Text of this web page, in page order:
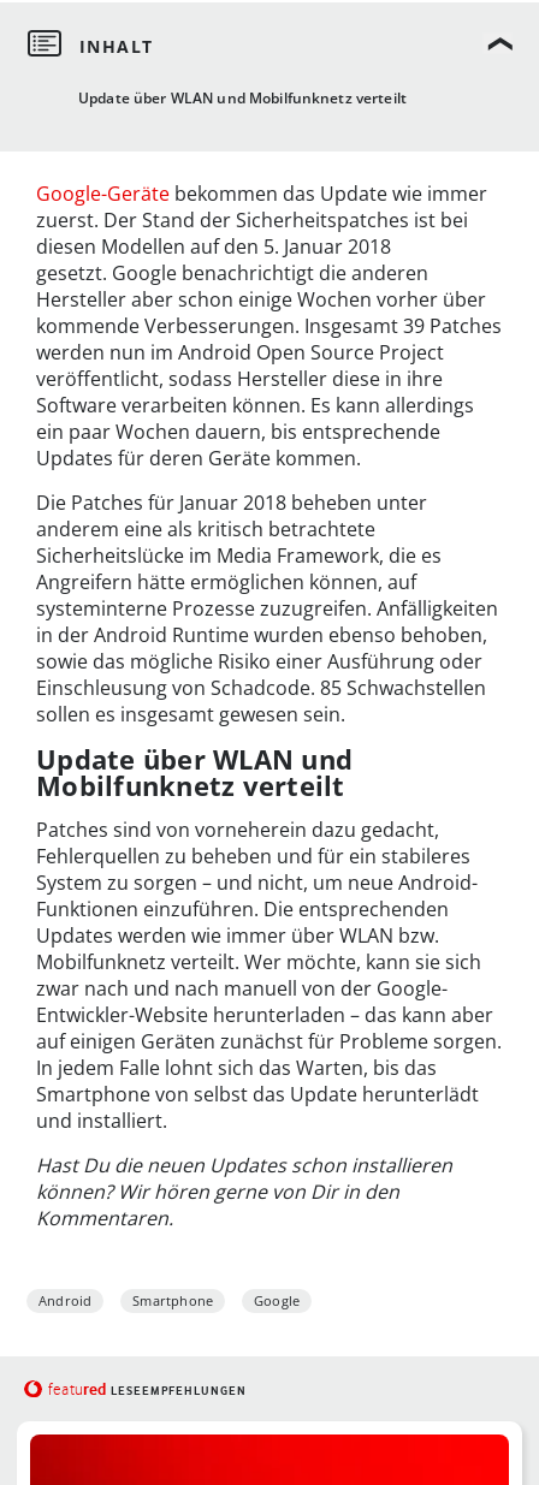
Update über WLAN und Mobilfunknetz verteilt
Google-Geräte bekommen das Update wie immer
zuerst. Der Stand der Sicherheitspatches ist bei
diesen Modellen auf den 5. Januar 2018
gesetzt. Google benachrichtigt die anderen
Hersteller aber schon einige Wochen vorher über
kommende Verbesserungen. Insgesamt 39 Patches
werden nun im Android Open Source Project
veröffentlicht, sodass Hersteller diese in ihre
Software verarbeiten können. Es kann allerdings
ein paar Wochen dauern, bis entsprechende
Updates für deren Geräte kommen.
Die Patches für Januar 2018 beheben unter
anderem eine als kritisch betrachtete
Sicherheitslücke im Media Framework, die es
Angreifern hätte ermöglichen können, auf
systeminterne Prozesse zuzugreifen. Anfälligkeiten
in der Android Runtime wurden ebenso behoben,
sowie das mögliche Risiko einer Ausführung oder
Einschleusung von Schadcode. 85 Schwachstellen
sollen es insgesamt gewesen sein.
Update über WLAN und
Mobilfunknetz verteilt
Patches sind von vorneherein dazu gedacht,
Fehlerquellen zu beheben und für ein stabileres
System zu sorgen – und nicht, um neue Android-
Funktionen einzuführen. Die entsprechenden
Updates werden wie immer über WLAN bzw.
Mobilfunknetz verteilt. Wer möchte, kann sie sich
zwar nach und nach manuell von der Google-
Entwickler-Website herunterladen – das kann aber
auf einigen Geräten zunächst für Probleme sorgen.
In jedem Falle lohnt sich das Warten, bis das
Smartphone von selbst das Update herunterlädt
und installiert.
Hast Du die neuen Updates schon installieren
können? Wir hören gerne von Dir in den
Kommentaren.
Android Smartphone Google
featured LESEEMPFEHLUNGEN